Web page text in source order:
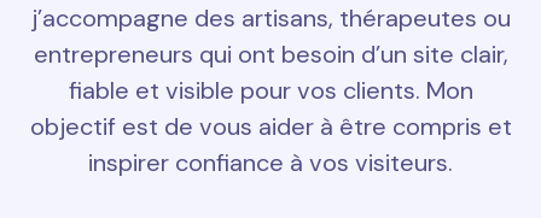
j’accompagne des artisans, thérapeutes ou
entrepreneurs qui ont besoin d’un site clair,
fiable et visible pour vos clients. Mon
objectif est de vous aider à être compris et
inspirer confiance à vos visiteurs.